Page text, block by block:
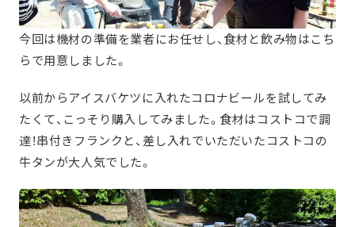
今回は機材の準備を業者にお任せし、食材と飲み物はこち
らで用意しました。
以前からアイスバケツに入れたコロナビールを試してみ
たくて、こっそり購入してみました。食材はコストコで調
達！串付きフランクと、差し入れでいただいたコストコの
牛タンが大人気でした。